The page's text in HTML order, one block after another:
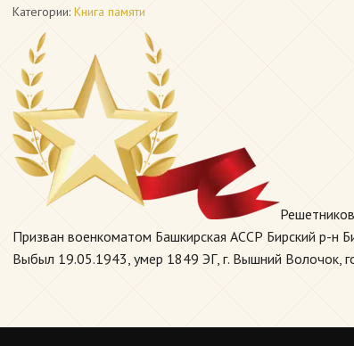
Категории: Книга памяти
Призван военкоматом Башкирская АССР Бирский р-н
Выбыл 19.05.1943, умер 1849 ЭГ, г. Вышний Волочок,